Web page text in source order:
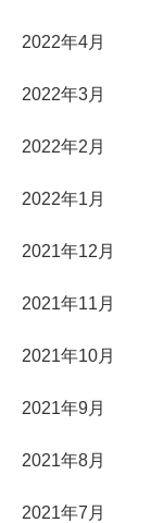
2022年4月
2022年3月
2022年2月
2022年1月
2021年12月
2021年11月
2021年10月
2021年9月
2021年8月
2021年7月